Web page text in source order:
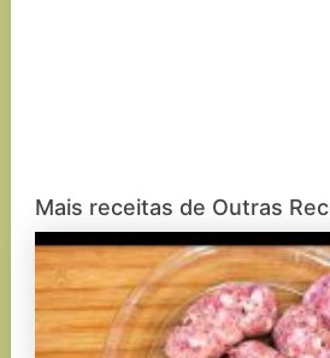
Mais receitas de Outras